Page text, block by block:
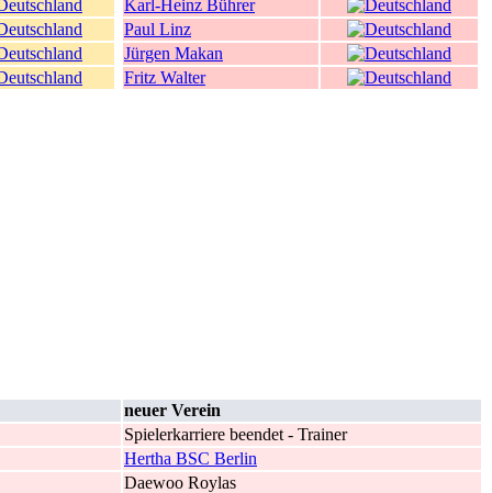
Karl-Heinz Bührer
Paul Linz
Jürgen Makan
Fritz Walter
neuer Verein
Spielerkarriere beendet - Trainer
Hertha BSC Berlin
Daewoo Roylas